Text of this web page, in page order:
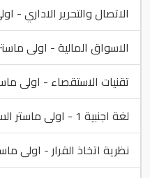
الاتصال والتحرير الاداري -
الاسواق المالية - اولى
تقنيات الاستقصاء - اولى
لغة اجنبية 1 - اولى ماستر السداسي الاول
نظرية اتخاذ القرار - اولى